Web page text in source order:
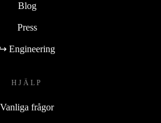
Blog
Press
↪ Engineering
HJÄLP
Vanliga frågor